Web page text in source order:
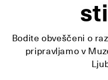
Bodite obveščeni o
pripravljamo v